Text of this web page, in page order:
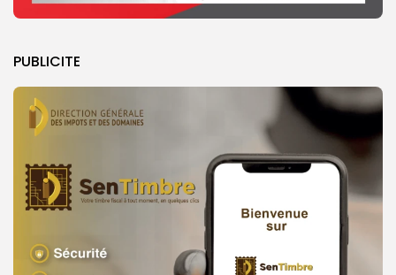
PUBLICITE